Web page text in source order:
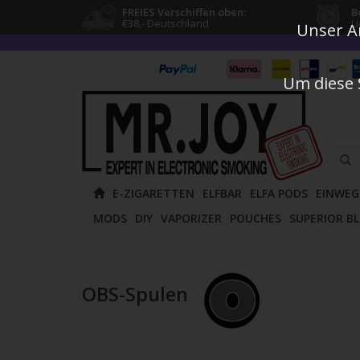
FREIES Verschiffen oben:
€38,- Deutschland
die
Pfeile
E-ZIGARETTEN ELFBAR ELFA PODS
MODS DIY VAPORIZER POUCHES SUPERIOR
OBS-Spulen
Unser
Um diese